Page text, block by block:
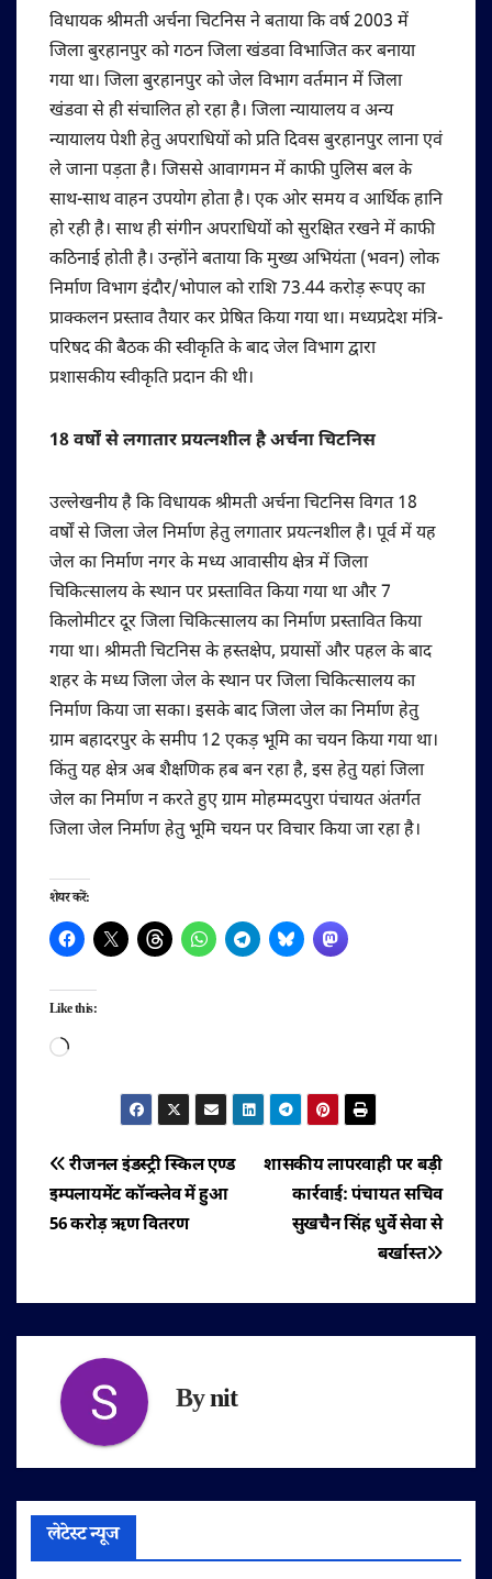
विधायक श्रीमती अर्चना चिटनिस ने बताया कि वर्ष 2003 में
जिला बुरहानपुर को गठन जिला खंडवा विभाजित कर बनाया
गया था। जिला बुरहानपुर को जेल विभाग वर्तमान में जिला
खंडवा से ही संचालित हो रहा है। जिला न्यायालय व अन्य
न्यायालय पेशी हेतु अपराधियों को प्रति दिवस बुरहानपुर लाना एवं
ले जाना पड़ता है। जिससे आवागमन में काफी पुलिस बल के
साथ-साथ वाहन उपयोग होता है। एक ओर समय व आर्थिक हानि
हो रही है। साथ ही संगीन अपराधियों को सुरक्षित रखने में काफी
कठिनाई होती है। उन्होंने बताया कि मुख्य अभियंता (भवन) लोक
निर्माण विभाग इंदौर/भोपाल को राशि 73.44 करोड़ रूपए का
प्राक्कलन प्रस्ताव तैयार कर प्रेषित किया गया था। मध्यप्रदेश मंत्रि-
परिषद की बैठक की स्वीकृति के बाद जेल विभाग द्वारा
प्रशासकीय स्वीकृति प्रदान की थी।
18 वर्षों से लगातार प्रयत्नशील है अर्चना चिटनिस
उल्लेखनीय है कि विधायक श्रीमती अर्चना चिटनिस विगत 18
वर्षों से जिला जेल निर्माण हेतु लगातार प्रयत्नशील है। पूर्व में यह
जेल का निर्माण नगर के मध्य आवासीय क्षेत्र में जिला
चिकित्सालय के स्थान पर प्रस्तावित किया गया था और 7
किलोमीटर दूर जिला चिकित्सालय का निर्माण प्रस्तावित किया
गया था। श्रीमती चिटनिस के हस्तक्षेप, प्रयासों और पहल के बाद
शहर के मध्य जिला जेल के स्थान पर जिला चिकित्सालय का
निर्माण किया जा सका। इसके बाद जिला जेल का निर्माण हेतु
ग्राम बहादरपुर के समीप 12 एकड़ भूमि का चयन किया गया था।
किंतु यह क्षेत्र अब शैक्षणिक हब बन रहा है, इस हेतु यहां जिला
जेल का निर्माण न करते हुए ग्राम मोहम्मदपुरा पंचायत अंतर्गत
जिला जेल निर्माण हेतु भूमि चयन पर विचार किया जा रहा है।
शेयर करें:
Like this:
Loading…
पोस्ट
नेविगेशन
शासकीय लापरवाही पर बड़ी
कार्रवाई: पंचायत सचिव
सुखचैन सिंह धुर्वे सेवा से
बर्खास्त
रीजनल इंडस्ट्री स्किल एण्ड
इम्पलायमेंट कॉन्क्लेव में हुआ
56 करोड़ ऋण वितरण
Bynit
लेटेस्ट न्यूज